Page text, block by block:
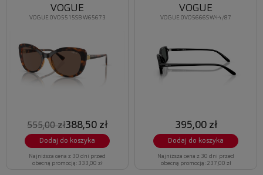
VOGUE 0VO5515SB W65673
VOGUE
555,00 zł388,50 zł
Dodaj do koszyka
Najniższa cena z 30 dni przed
obecną promocją: 333,00 zł
VOGUE 0VO5666S W44/87
VOGUE
395,00 zł
Dodaj do koszyka
Najniższa cena z 30 dni przed
obecną promocją: 237,00 zł